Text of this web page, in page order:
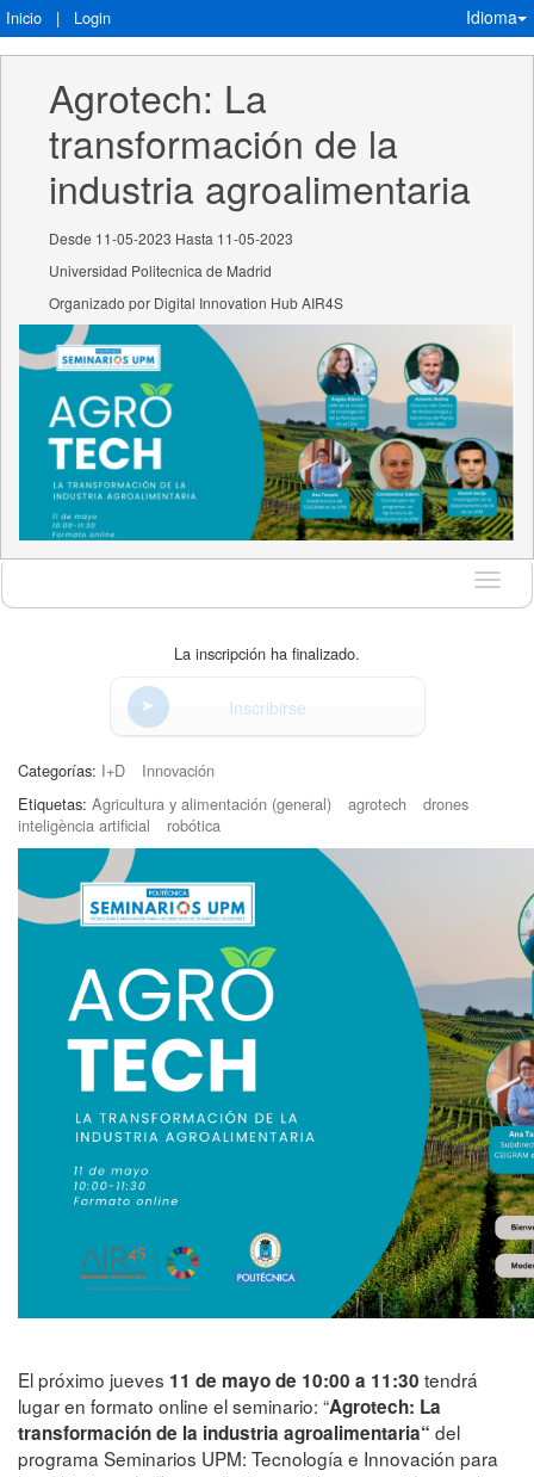
Inicio | Login Idioma
Agrotech: La
transformación de la
industria agroalimentaria
Desde 11-05-2023 Hasta 11-05-2023
Universidad Politecnica de Madrid
Organizado por Digital Innovation Hub AIR4S
Idioma
La inscripción ha finalizado.
Inscribirse
Categorías: I+D
Innovación
Etiquetas: Agricultura y alimentación (general) agrotech
drones
inteligència artificial
robótica
El próximo jueves 11 de mayo de 10:00 a 11:30 tendrá
lugar en formato online el seminario: “Agrotech: La
transformación de la industria agroalimentaria“ del
programa Seminarios UPM: Tecnología e Innovación para